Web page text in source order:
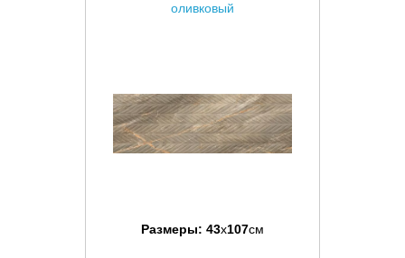
оливковый
Размеры: 43x107см